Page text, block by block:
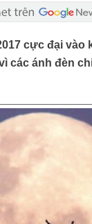
cực đại
các ánh đèn